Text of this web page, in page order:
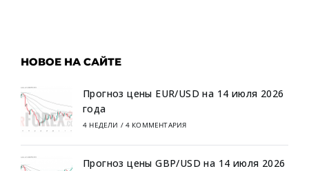
НОВОЕ НА САЙТЕ
Прогноз цены EUR/USD на 14 июля 2026
года
4 НЕДЕЛИ / 4 КОММЕНТАРИЯ
Прогноз цены GBP/USD на 14 июля 2026